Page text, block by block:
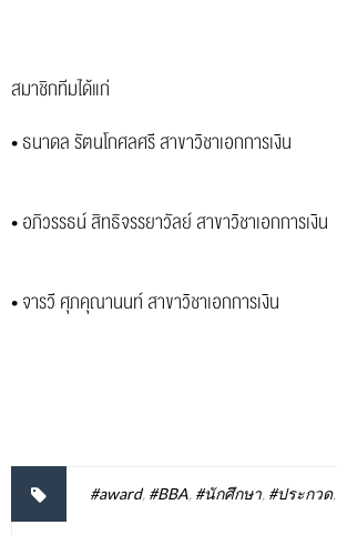
สมาชิกทีมได้แก่
• ธนาดล รัตนโกศลศรี สาขาวิชาเอกการเงิน
• อภิวรรธน์ สิทธิจรรยาวัลย์ สาขาวิชาเอกการเงิน
• จารวี ศุภคุณานนท์ สาขาวิชาเอกการเงิน
#award, #BBA, #นักศึกษา, #ประกวด,